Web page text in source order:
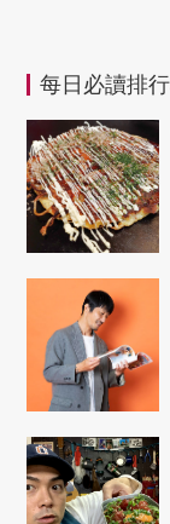
每日必讀排